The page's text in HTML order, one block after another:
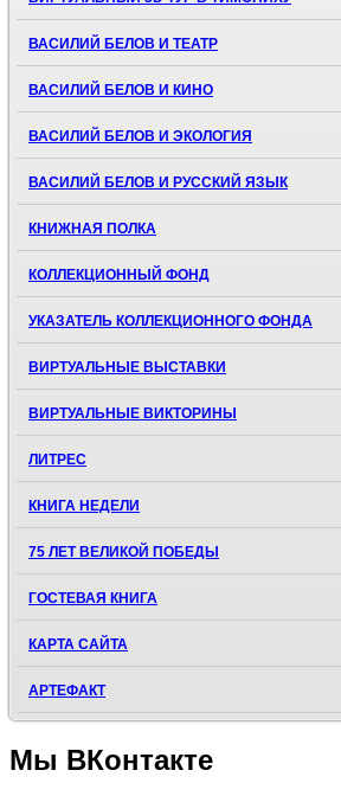
ВАСИЛИЙ БЕЛОВ И ТЕАТР
ВАСИЛИЙ БЕЛОВ И КИНО
ВАСИЛИЙ БЕЛОВ И ЭКОЛОГИЯ
ВАСИЛИЙ БЕЛОВ И РУССКИЙ ЯЗЫК
КНИЖНАЯ ПОЛКА
КОЛЛЕКЦИОННЫЙ ФОНД
УКАЗАТЕЛЬ КОЛЛЕКЦИОННОГО ФОНДА
ВИРТУАЛЬНЫЕ ВЫСТАВКИ
ВИРТУАЛЬНЫЕ ВИКТОРИНЫ
ЛИТРЕС
КНИГА НЕДЕЛИ
75 ЛЕТ ВЕЛИКОЙ ПОБЕДЫ
ГОСТЕВАЯ КНИГА
КАРТА САЙТА
АРТЕФАКТ
Мы ВКонтакте